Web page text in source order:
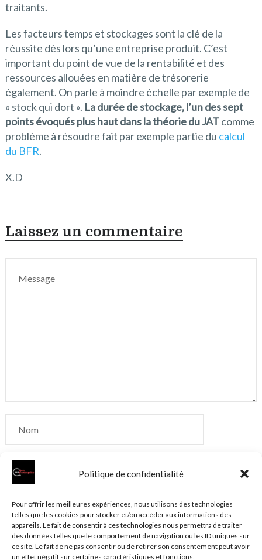
Politique de confidentialité
Pour offrir les meilleures expériences, nous utilisons des technologies
telles que les cookies pour stocker et/ou accéder aux informations des
appareils. Le fait de consentir à ces technologies nous permettra de traiter
des données telles que le comportement de navigation ou les ID uniques sur
ce site. Le fait de ne pas consentir ou de retirer son consentement peut avoir
un effet négatif sur certaines caractéristiques et fonctions.
traitants.
Les facteurs temps et stockages sont la clé de la
réussite dès lors qu’une entreprise produit. C’est
important du point de vue de la rentabilité et des
ressources allouées en matière de trésorerie
également. On parle à moindre échelle par exemple de
« stock qui dort ». La durée de stockage, l’un des sept
points évoqués plus haut dans la théorie du JATcomme
problème à résoudre fait par exemple partie du calcul
du BFR.
X.D
Laissez un commentaire
Enregistrer mon nom, mon e-mail et mon site dans
le navigateur pour mon prochain commentaire.